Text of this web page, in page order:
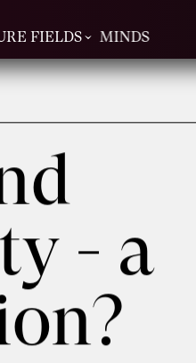
FIELDS MINDS
- a